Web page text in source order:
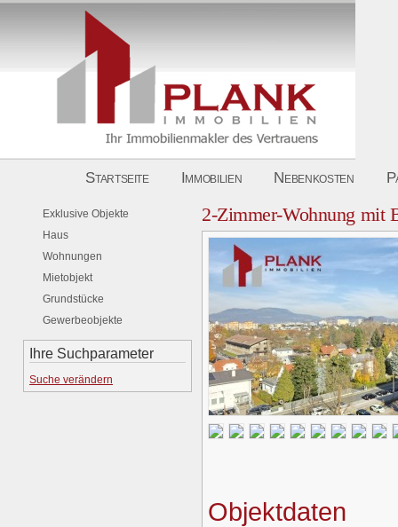
Startseite Immobilien Nebenkosten
Exklusive Objekte
Haus
Wohnungen
Mietobjekt
Grundstücke
Gewerbeobjekte
Ihre Suchparameter
Suche verändern
2-Zimmer-Wohnung mit
Objektdaten